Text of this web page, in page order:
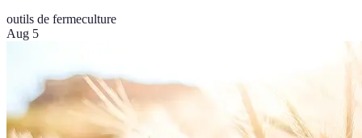
outils de fermeculture
Aug 5